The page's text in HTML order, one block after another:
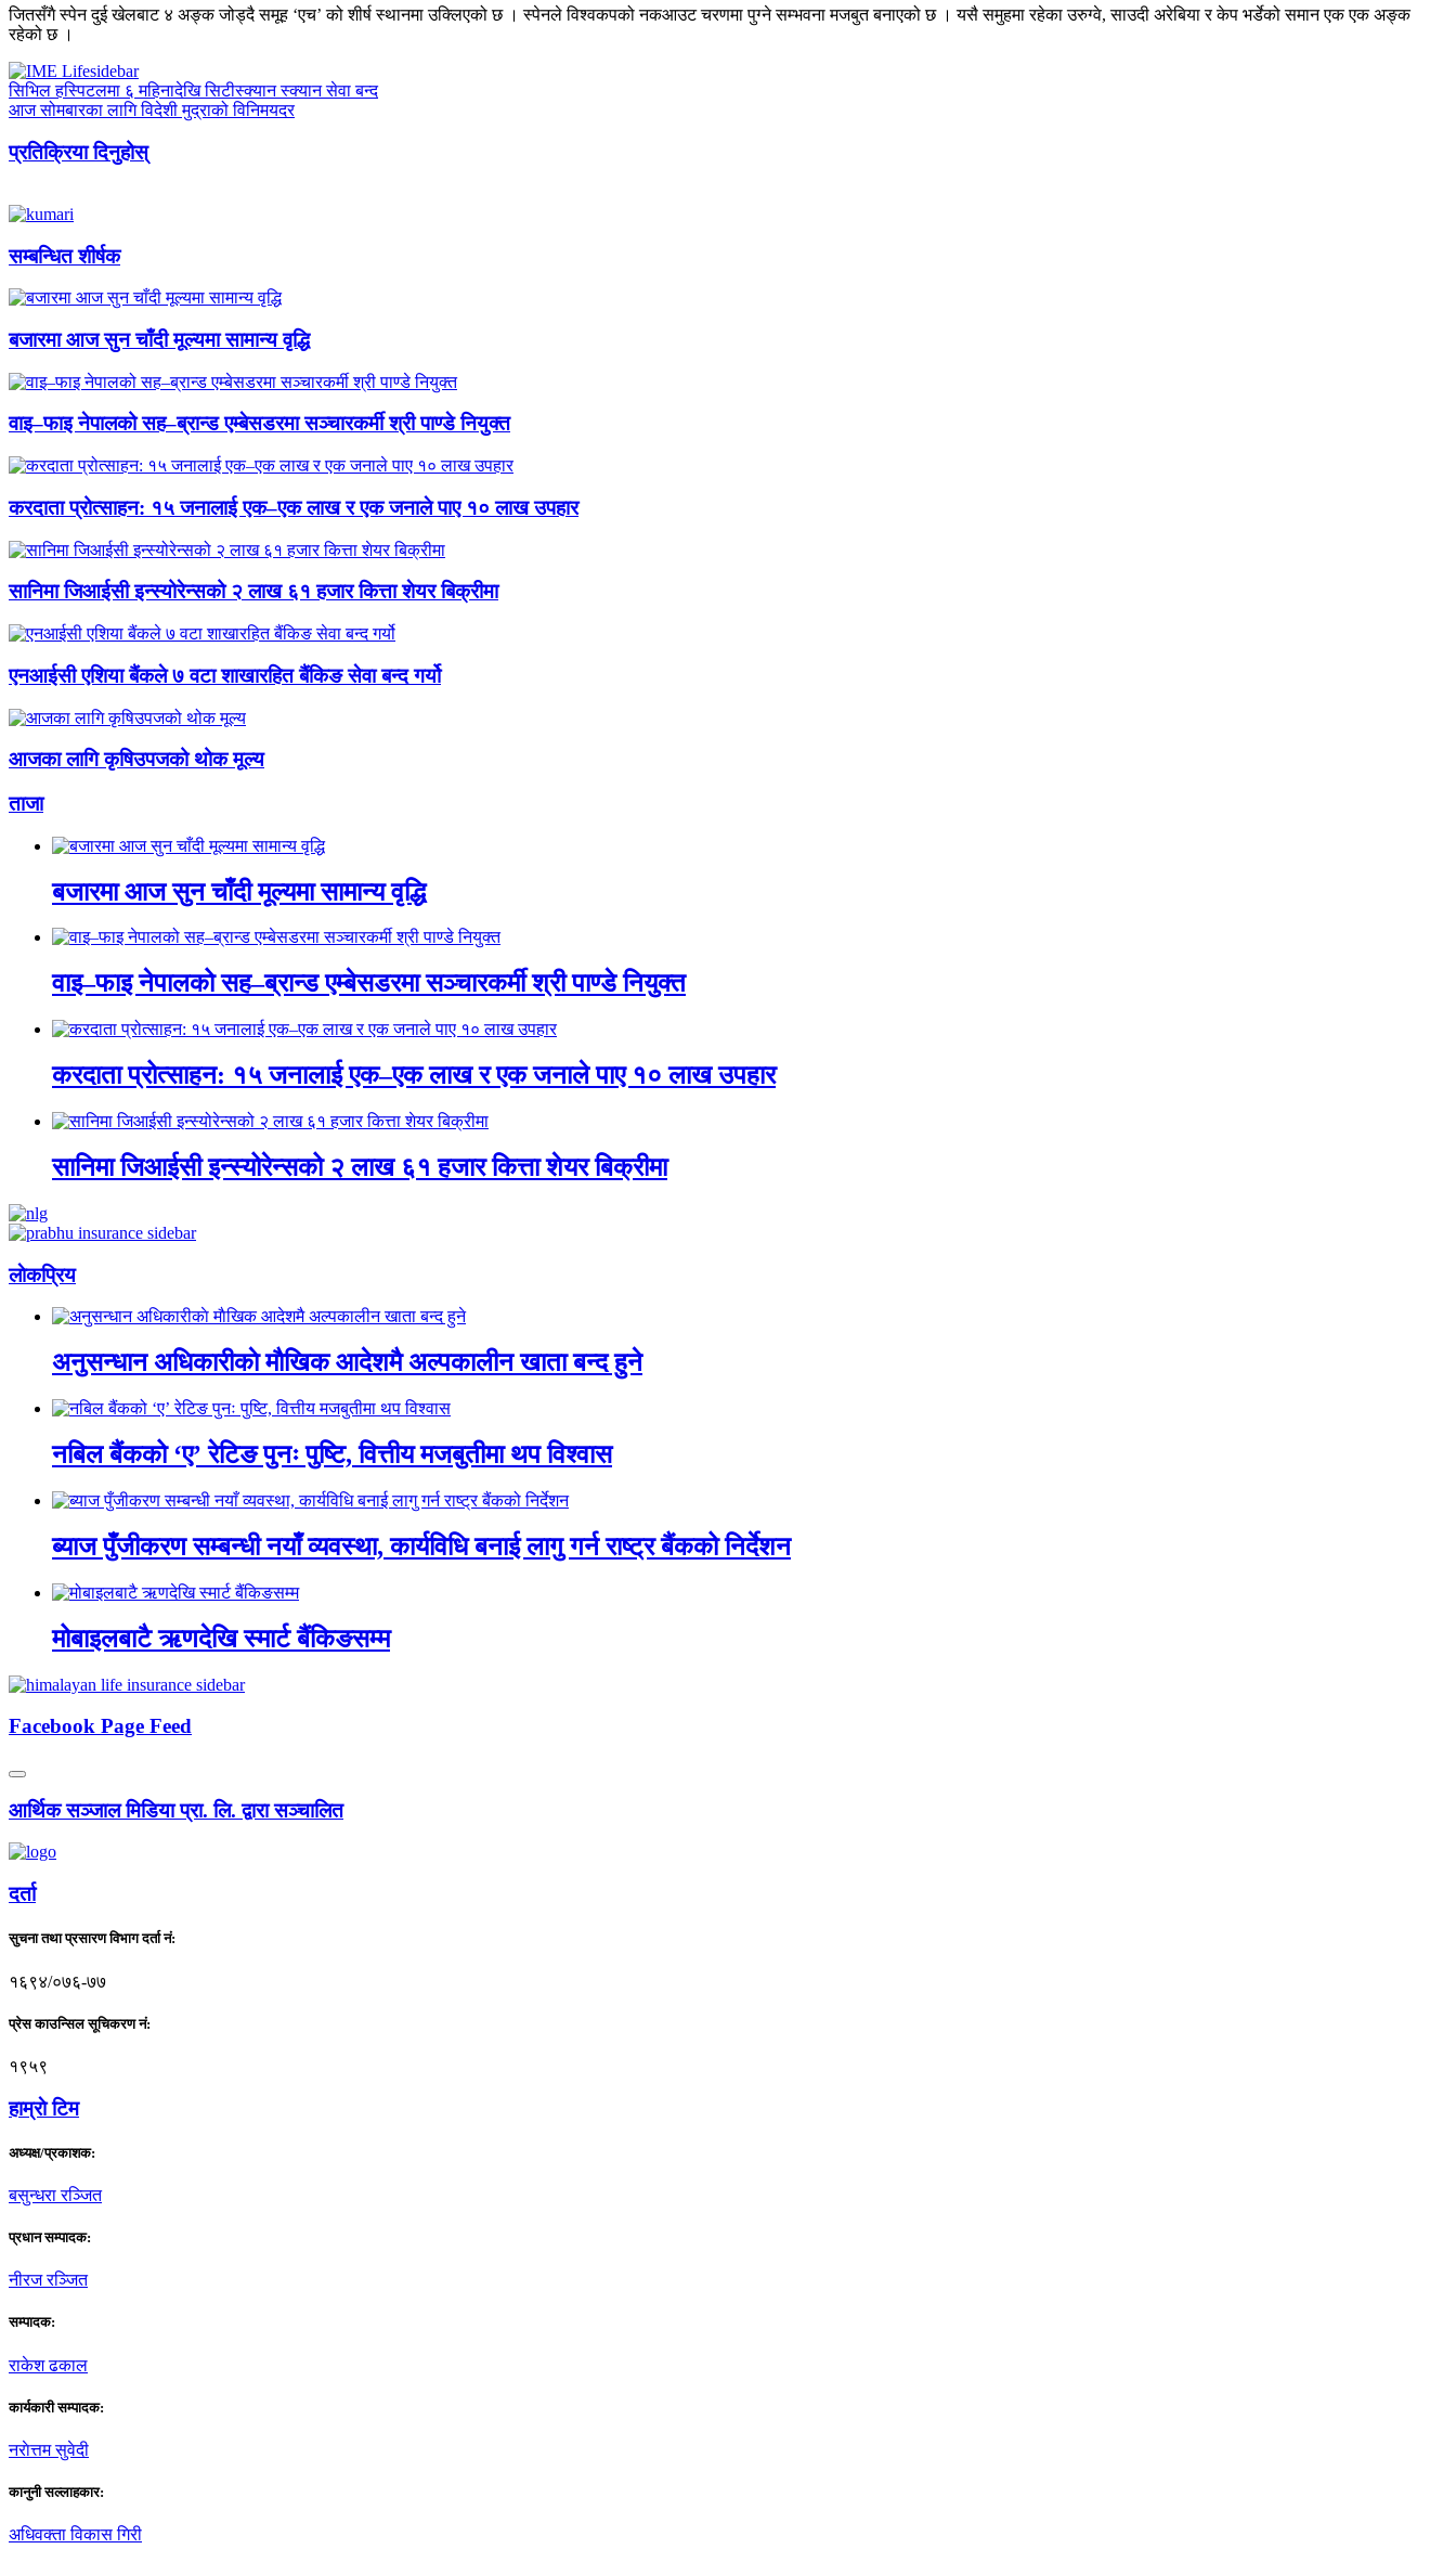
जितसँगै स्पेन दुई खेलबाट ४ अङ्क जोड्दै समूह ‘एच’ को शीर्ष स्थानमा उक्लिएको छ । स्पेनले विश्वकपको नकआउट चरणमा पुग्ने सम्भवना मजबुत बनाएको छ । यसै समुहमा रहेका उरुग्वे, साउदी अरेबिया र केप भर्डेको समान एक एक अङ्क
रहेको छ ।
सिभिल हस्पिटलमा ६ महिनादेखि सिटीस्क्यान स्क्यान सेवा बन्द
आज सोमबारका लागि विदेशी मुद्राको विनिमयदर
प्रतिक्रिया दिनुहोस्
सम्बन्धित शीर्षक
बजारमा आज सुन चाँदी मूल्यमा सामान्य वृद्धि
वाइ–फाइ नेपालको सह–ब्रान्ड एम्बेसडरमा सञ्चारकर्मी श्री पाण्डे नियुक्त
करदाता प्रोत्साहन: १५ जनालाई एक–एक लाख र एक जनाले पाए १० लाख उपहार
सानिमा जिआईसी इन्स्योरेन्सको २ लाख ६१ हजार कित्ता शेयर बिक्रीमा
एनआईसी एशिया बैंकले ७ वटा शाखारहित बैंकिङ सेवा बन्द गर्यो
आजका लागि कृषिउपजको थोक मूल्य
ताजा
बजारमा आज सुन चाँदी मूल्यमा सामान्य वृद्धि
वाइ–फाइ नेपालको सह–ब्रान्ड एम्बेसडरमा सञ्चारकर्मी श्री पाण्डे नियुक्त
करदाता प्रोत्साहन: १५ जनालाई एक–एक लाख र एक जनाले पाए १० लाख उपहार
सानिमा जिआईसी इन्स्योरेन्सको २ लाख ६१ हजार कित्ता शेयर बिक्रीमा
लाेकप्रिय
अनुसन्धान अधिकारीकाे माैखिक आदेशमै अल्पकालीन खाता बन्द हुने
नबिल बैंकको ‘ए’ रेटिङ पुनः पुष्टि, वित्तीय मजबुतीमा थप विश्वास
ब्याज पुँजीकरण सम्बन्धी नयाँ व्यवस्था, कार्यविधि बनाई लागु गर्न राष्ट्र बैंकको निर्देशन
मोबाइलबाटै ऋणदेखि स्मार्ट बैंकिङसम्म
Facebook Page Feed
आर्थिक सञ्जाल मिडिया प्रा. लि. द्वारा सञ्चालित
दर्ता
सुचना तथा प्रसारण विभाग दर्ता नं:
१६९४/०७६-७७
प्रेस काउन्सिल सूचिकरण नं:
१९५९
हाम्राे टिम
अध्यक्ष/प्रकाशक:
बसुन्धरा रञ्जित
प्रधान सम्पादक:
नीरज रञ्जित
सम्पादक:
राकेश ढकाल
कार्यकारी सम्पादक:
नराेत्तम सुवेदी
कानुनी सल्लाहकार:
अधिवक्ता विकास गिरी